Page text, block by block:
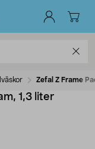
Zefal Z Frame
1,3 liter